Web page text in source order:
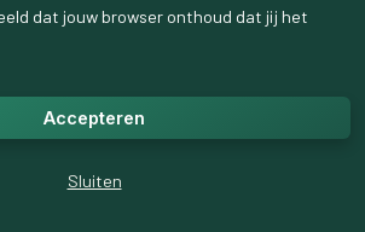
dat jouw browser onthoud dat jij het
Accepteren
Sluiten